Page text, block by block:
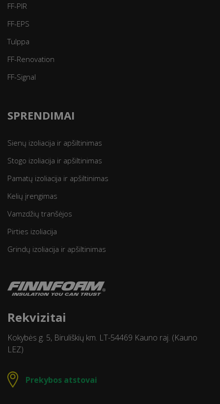
Rekvizitai
Kokybės g. 5, Biruliškių km. LT-54469 Kauno raj. (Kauno
LEZ)
Prekybos atstovai
FF-PIR
FF-EPS
Tulppa
FF-Renovation
FF-Signal
SPRENDIMAI
Sienų izoliacija ir apšiltinimas
Stogo izoliacija ir apšiltinimas
Pamatų izoliacija ir apšiltinimas
Kelių įrengimas
Vamzdžių tranšėjos
Pirties izoliacija
Grindų izoliacija ir apšiltinimas